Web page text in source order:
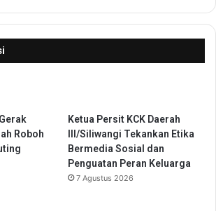
Roboh
Ketua Persit KCK Daerah
III/Siliwangi Tekankan Etika
Bermedia Sosial dan
Penguatan Peran Keluarga
7 Agustus 2026